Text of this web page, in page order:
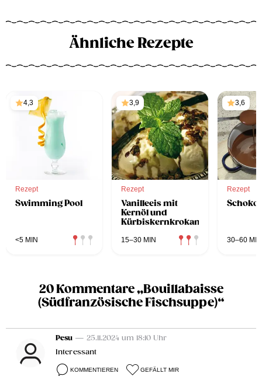
Ähnliche Rezepte
4,3
Rezept
Swimming Pool
<5 MIN
3,9
Rezept
Vanilleeis mit
Kernöl und
Kürbiskernkrokant
15–30 MIN
3,6
Rezept
30–60 MIN
20 Kommentare „Bouillabaisse
(Südfranzösische Fischsuppe)“
Pesu — 25.11.2024 um 18:10 Uhr
Interessant
KOMMENTIEREN GEFÄLLT MIR